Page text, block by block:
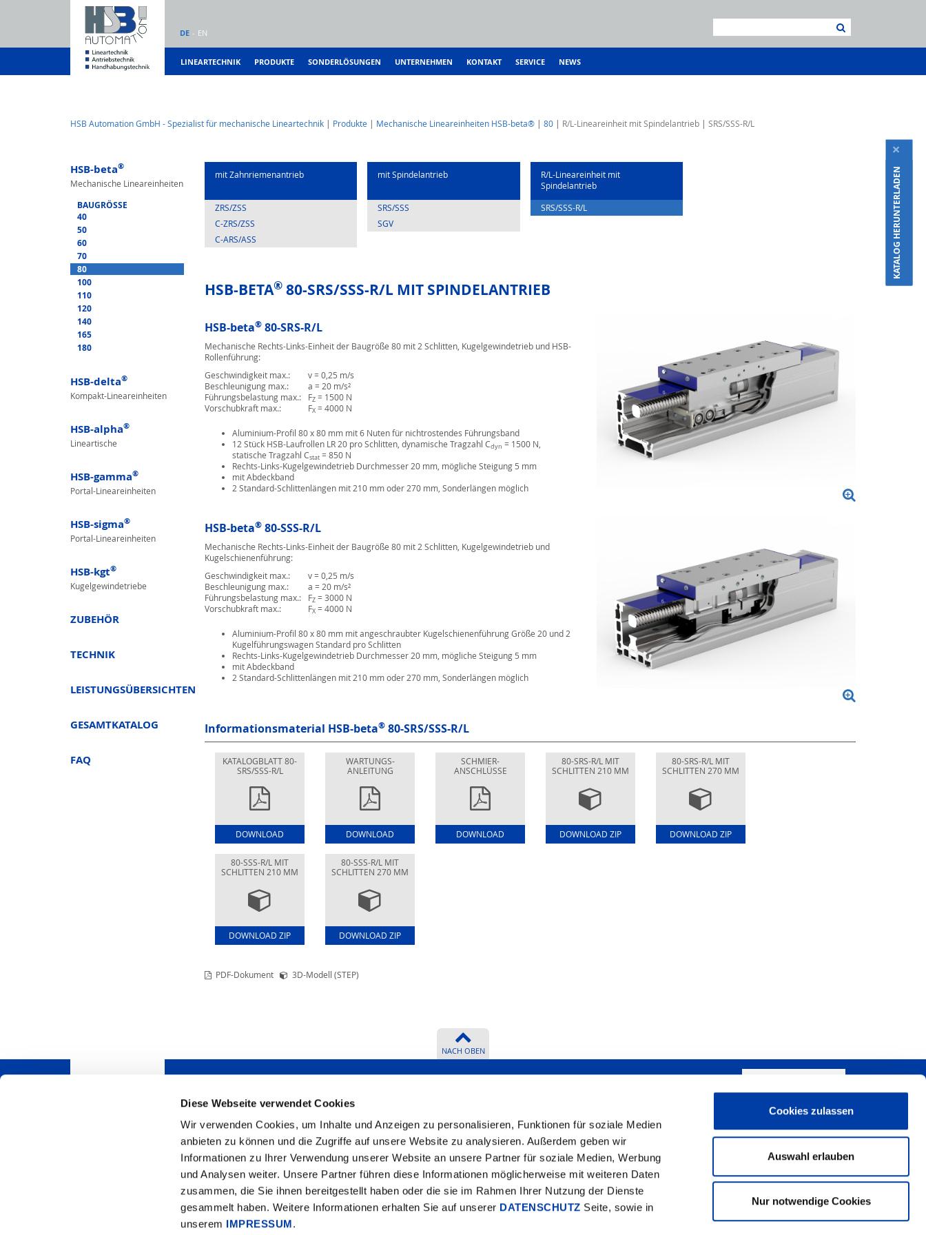
Diese Webseite verwendet Cookies
Wir verwenden Cookies, um Inhalte und Anzeigen zu personalisieren, Funktionen für soziale Medien
anbieten zu können und die Zugriffe auf unsere Website zu analysieren. Außerdem geben wir
Informationen zu Ihrer Verwendung unserer Website an unsere Partner für soziale Medien, Werbung
und Analysen weiter. Unsere Partner führen diese Informationen möglicherweise mit weiteren Daten
zusammen, die Sie ihnen bereitgestellt haben oder die sie im Rahmen Ihrer Nutzung der Dienste
gesammelt haben. Weitere Informationen erhalten Sie auf unserer DATENSCHUTZ Seite, sowie in
unserem IMPRESSUM.
Cookies zulassen
Auswahl erlauben
Nur notwendige Cookies
DE EN
LINEARTECHNIK PRODUKTE SONDERLÖSUNGEN UNTERNEHMEN KONTAKT SERVICE NEWS
×
KATALOG HERUNTERLADEN
HSB Automation GmbH - Spezialist für mechanische Lineartechnik Produkte Mechanische Lineareinheiten HSB-beta® 80 R/L-Lineareinheit mit Spindelantrieb SRS/SSS-R/L
HSB-beta®
Mechanische Lineareinheiten
BAUGRÖSSE
40
50
60
70
80
100
110
120
140
165
180
HSB-delta®
Kompakt-Lineareinheiten
HSB-alpha®
Lineartische
HSB-gamma®
Portal-Lineareinheiten
HSB-sigma®
Portal-Lineareinheiten
HSB-kgt®
Kugelgewindetriebe
ZUBEHÖR
TECHNIK
LEISTUNGSÜBERSICHTEN
GESAMTKATALOG
FAQ
mit Zahnrie­menantrieb
ZRS/ZSS
C-ZRS/ZSS
C-ARS/ASS
mit Spindelantrieb
SRS/SSS
SGV
R/L-Lineareinheit mit
Spindelantrieb
SRS/SSS-R/L
HSB-BETA® 80-SRS/SSS-R/L MIT SPINDELANTRIEB
HSB-beta® 80-SRS-R/L
Mechanische Rechts-Links-Einheit der Baugröße 80 mit 2 Schlitten, Kugelgewindetrieb und HSB-
Rollenführung:
Geschwindigkeit max.:
v = 0,25 m/s
Beschleunigung max.:
a = 20 m/s²
Führungsbelastung max.:
FZ = 1500 N
Vorschubkraft max.:
FX = 4000 N
Aluminium-Profil 80 x 80 mm mit 6 Nuten für nichtrostendes Führungsband
12 Stück HSB-Laufrollen LR 20 pro Schlitten, dynamische Tragzahl Cdyn = 1500 N,
statische Tragzahl Cstat = 850 N
Rechts-Links-Kugelgewindetrieb Durchmesser 20 mm, mögliche Steigung 5 mm
mit Abdeckband
2 Standard-Schlittenlängen mit 210 mm oder 270 mm, Sonderlängen möglich
HSB-beta® 80-SSS-R/L
Mechanische Rechts-Links-Einheit der Baugröße 80 mit 2 Schlitten, Kugelgewindetrieb und
Kugelschienenführung:
Geschwindigkeit max.:
v = 0,25 m/s
Beschleunigung max.:
a = 20 m/s²
Führungsbelastung max.:
FZ = 3000 N
Vorschubkraft max.:
FX = 4000 N
Aluminium-Profil 80 x 80 mm mit angeschraubter Kugelschienenführung Größe 20 und 2
Kugelführungswagen Standard pro Schlitten
Rechts-Links-Kugelgewindetrieb Durchmesser 20 mm, mögliche Steigung 5 mm
mit Abdeckband
2 Standard-Schlittenlängen mit 210 mm oder 270 mm, Sonderlängen möglich
Informationsmaterial HSB-beta® 80-SRS/SSS-R/L
KATALOGBLATT 80-
SRS/SSS-R/L
DOWNLOAD
WARTUNGS-
ANLEITUNG
DOWNLOAD
SCHMIER-
ANSCHLÜSSE
DOWNLOAD
80-SRS-R/L MIT
SCHLITTEN 210 MM
DOWNLOAD ZIP
80-SRS-R/L MIT
SCHLITTEN 270 MM
DOWNLOAD ZIP
80-SSS-R/L MIT
SCHLITTEN 210 MM
DOWNLOAD ZIP
80-SSS-R/L MIT
SCHLITTEN 270 MM
DOWNLOAD ZIP
PDF-Dokument 3D-Modell (STEP)
NACH OBEN
Haben Sie Fragen? Wir beantworten
sie gerne.
In Laisen 74
72766 Reutlingen
Tel.: +49 7121 14498-0
Zertifikate